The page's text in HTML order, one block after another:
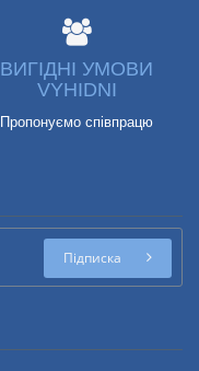
ВИГІДНІ УМОВИ
VYHIDNI
Пропонуємо співпрацю
Підписка